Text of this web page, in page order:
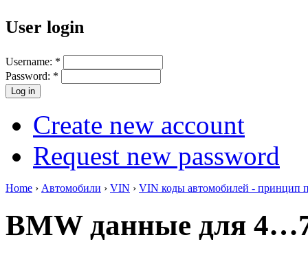
User login
Username: *
Password: *
Create new account
Request new password
Home › Автомобили › VIN › VIN коды автомобилей - принцип
BMW данные для